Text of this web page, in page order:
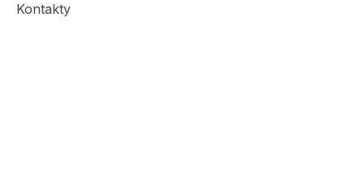
Kontakty